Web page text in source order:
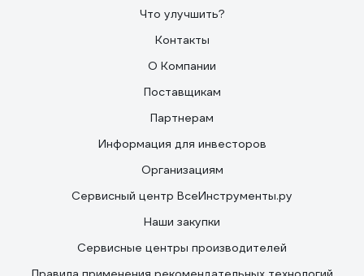
Что улучшить?
Контакты
О Компании
Поставщикам
Партнерам
Информация для инвесторов
Организациям
Сервисный центр ВсеИнструменты.ру
Наши закупки
Сервисные центры производителей